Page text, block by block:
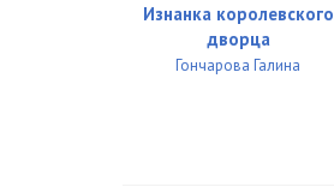
Изнанка королевского
дворца
Гончарова Галина